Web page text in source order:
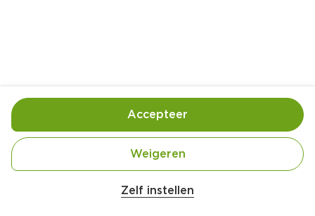
Handige informatie over dit product
Biologisch
Zelf instellen
Weigeren
Accepteer